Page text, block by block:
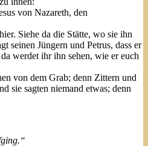
von Nazareth, den
Siehe da die Stätte, wo sie ihn
seinen Jüngern und Petrus, dass er
werdet ihr ihn sehen, wie er euch
von dem Grab; denn Zittern und
sie sagten niemand etwas; denn